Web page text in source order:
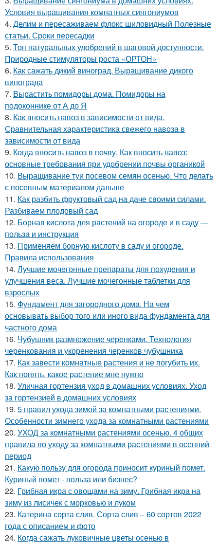
Условия выращивания комнатных сингониумов
4. Делим и пересаживаем флокс шиловидный Полезные
статьи. Сроки пересадки
5. Топ натуральных удобрений в шаговой доступности.
Природные стимуляторы роста «ОРТОН»
6. Как сажать дикий виноград. Выращивание дикого
винограда
7. Вырастить помидоры дома. Помидоры на
подоконнике от А до Я
8. Как вносить навоз в зависимости от вида.
Сравнительная характеристика свежего навоза в
зависимости от вида
9. Когда вносить навоз в почву. Как вносить навоз:
основные требования при удобрении почвы органикой
10. Выращивание туи посевом семян осенью. Что делать
с посевным материалом дальше
11. Как разбить фруктовый сад на даче своими силами.
Разбиваем плодовый сад
12. Борная кислота для растений на огороде и в саду —
польза и инструкция
13. Применяем борную кислоту в саду и огороде.
Правила использования
14. Лучшие мочегонные препараты для похудения и
улучшения веса. Лучшие мочегонные таблетки для
взрослых
15. Фундамент для загородного дома. На чем
основывать выбор того или иного вида фундамента для
частного дома
16. Чубушник размножение черенками. Технология
черенкования и укоренения черенков чубушника
17. Как завести комнатные растения и не погубить их.
Как понять, какое растение мне нужно
18. Уличная гортензия уход в домашних условиях. Уход
за гортензией в домашних условиях
19. 5 правил ухода зимой за комнатными растениями.
Особенности зимнего ухода за комнатными растениями
20. УХОД за комнатными растениями осенью. 4 общих
правила по уходу за комнатными растениями в осенний
период
21. Какую пользу для огорода приносит куриный помет.
Куриный помет - польза или бизнес?
22. Грибная икра с овощами на зиму. Грибная икра на
зиму из лисичек с морковью и луком
23. Катерина сорта слив. Сорта слив – 60 сортов 2022
года с описанием и фото
24. Когда сажать луковичные цветы осенью в